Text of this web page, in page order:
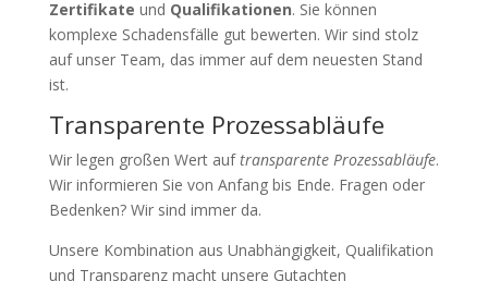
Zertifikate und Qualifikationen. Sie können
komplexe Schadensfälle gut bewerten. Wir sind stolz
auf unser Team, das immer auf dem neuesten Stand
ist.
Transparente Prozessabläufe
Wir legen großen Wert auftransparente Prozessabläufe.
Wir informieren Sie von Anfang bis Ende. Fragen oder
Bedenken? Wir sind immer da.
Unsere Kombination aus Unabhängigkeit, Qualifikation
und Transparenz macht unsere Gutachten